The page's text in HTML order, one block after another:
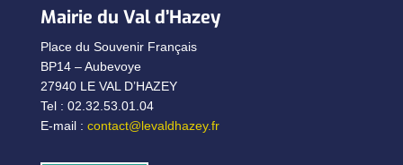
Mairie du Val d’Hazey
Place du Souvenir Français
BP14 – Aubevoye
27940 LE VAL D’HAZEY
Tel : 02.32.53.01.04
E-mail : contact@levaldhazey.fr